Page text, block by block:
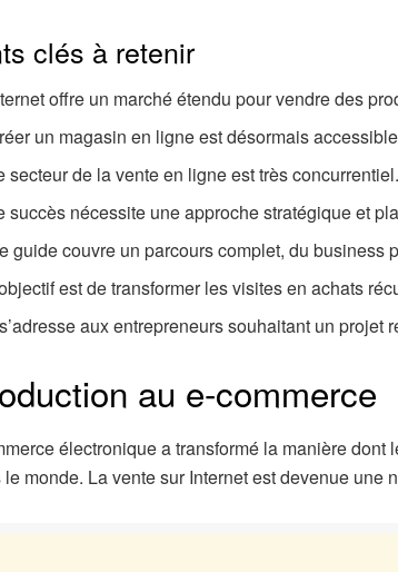
clés à retenir
offre un marché étendu pour vendre des
un magasin en ligne est désormais
secteur de la vente en ligne est très concurrentiel.
succès nécessite une approche stratégique et
guide couvre un parcours complet, du business
est de transformer les visites en achats
aux entrepreneurs souhaitant un projet
au e-commerce
électronique a transformé la manière dont
le monde. La vente sur Internet est devenue une